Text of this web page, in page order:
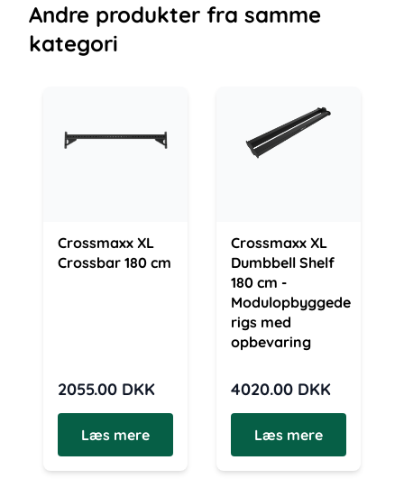
Andre produkter fra samme
kategori
Crossmaxx XL
Crossbar 180 cm
2055.00 DKK
Læs mere
Crossmaxx XL
Dumbbell Shelf
180 cm -
Modulopbyggede
rigs med
opbevaring
4020.00 DKK
Læs mere